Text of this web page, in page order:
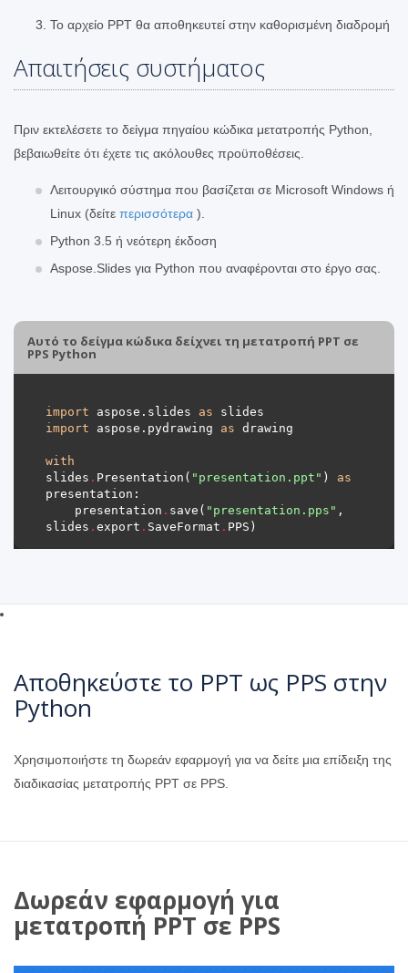
Το αρχείο PPT θα αποθηκευτεί στην καθορισμένη διαδρομή
Απαιτήσεις συστήματος
Πριν εκτελέσετε το δείγμα πηγαίου κώδικα μετατροπής Python,
βεβαιωθείτε ότι έχετε τις ακόλουθες προϋποθέσεις.
Λειτουργικό σύστημα που βασίζεται σε Microsoft Windows ή
Linux (δείτε περισσότερα ).
Python 3.5 ή νεότερη έκδοση
Aspose.Slides για Python που αναφέρονται στο έργο σας.
Αυτό το δείγμα κώδικα δείχνει τη μετατροπή PPT σε
PPS Python
import aspose.slides as
import aspose.pydrawing as
with
slides . Presentation( "presentation.ppt" ) as
    presentation
. save( "presentation.pps" ,
slides . export . SaveFormat .
Αποθηκεύστε το PPT ως PPS στην
Python
Χρησιμοποιήστε τη δωρεάν εφαρμογή για να δείτε μια επίδειξη της
διαδικασίας μετατροπής PPT σε PPS.
Δωρεάν εφαρμογή για
μετατροπή PPT σε PPS